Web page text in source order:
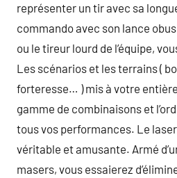
représenter un tir avec sa
commando avec son lance
ou le tireur lourd de l’équipe,
Les scénarios et les terrains (
forteresse… ) mis à votre
gamme de combinaisons et
tous vos performances. Le
véritable et amusante. Armé
masers, vous essaierez